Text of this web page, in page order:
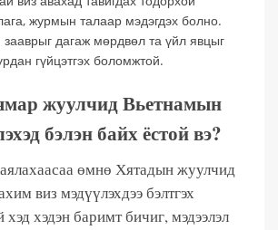
журмын талаар мэдэгдэх болно.
дагаж мөрдвөл та үйл явцыг
гүйцэтгэх боломжтой.
жуулчид Вьетнамын
бэлэн байх ёстой вэ?
өмнө Хятадын жуулчид
виз мэдүүлэхдээ бэлтгэх
хэд хэдэн баримт бичиг, мэдээлэл